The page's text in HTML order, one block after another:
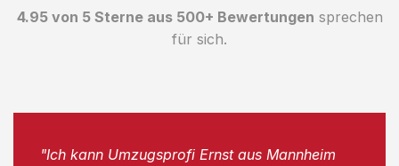
4.95 von 5 Sterne aus 500+ Bewertungen sprechen
für sich.
"Ich kann Umzugsprofi Ernst aus Mannheim